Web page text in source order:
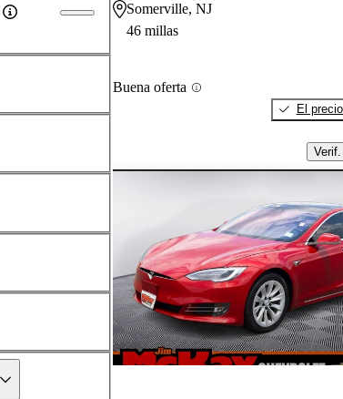
Somerville, NJ
46 millas
Buena oferta
El